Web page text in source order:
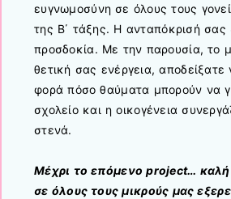
ευγνωμοσύνη σε όλους τους
της Β΄ τάξης. Η ανταπόκρισή
προσδοκία. Με την παρουσία, το
θετική σας ενέργεια, αποδείξατε
φορά πόσο θαύματα μπορούν να
σχολείο και η οικογένεια
στενά.
Μέχρι το επόμενο project… καλή
σε όλους τους μικρούς μας